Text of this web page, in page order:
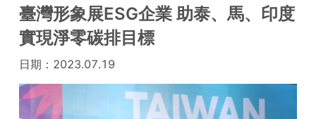
臺灣形象展ESG企業 助泰、馬、印度
實現淨零碳排目標
日期： 2023.07.19